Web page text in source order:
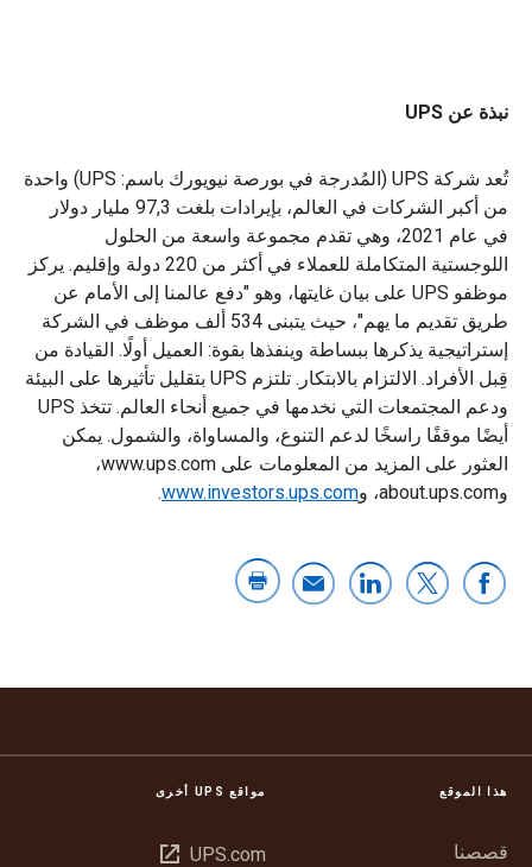
نبذة عن UPS
تُعد شركة UPS (المُدرجة في بورصة نيويورك باسم: UPS) واحدة
من أكبر الشركات في العالم، بإيرادات بلغت 97,3 مليار دولار
في عام 2021، وهي تقدم مجموعة واسعة من الحلول
اللوجستية المتكاملة للعملاء في أكثر من 220 دولة وإقليم. يركز
موظفو UPS على بيان غايتها، وهو "دفع عالمنا إلى الأمام عن
طريق تقديم ما يهم"، حيث يتبنى 534 ألف موظف في الشركة
إستراتيجية يذكرها ببساطة وينفذها بقوة: العميل أولًا. القيادة من
قِبل الأفراد. الالتزام بالابتكار. تلتزم UPS بتقليل تأثيرها على البيئة
ودعم المجتمعات التي نخدمها في جميع أنحاء العالم. تتخذ UPS
أيضًا موقفًا راسخًا لدعم التنوع، والمساواة، والشمول. يمكن
العثور على المزيد من المعلومات على www.ups.com،
وabout.ups.com، و
www.investors.ups.com
.
هذا الموقع
قصصنا
مواقع UPS أخرى
UPS.com فتح